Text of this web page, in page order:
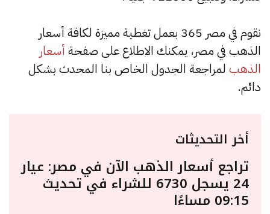
نقوم في مصر 365 بعمل تغطية مميزة لكافة أسعار
الذهب في مصر، يمكنك الاطلاع على صفحة أسعار
الذهب لمراجعة الجدول الخاص بنا المحدث بشكل
دائم.
أخر التحديثات
تراجع أسعار الذهب الآن في مصر: عيار
24 يسجل 6730 للشراء في تحديث
09:15 مساءًا